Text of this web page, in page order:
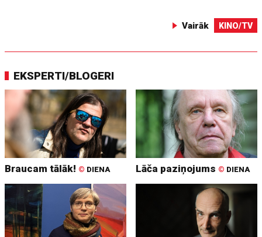
Vairāk KINO/TV
EKSPERTI/BLOGERI
Braucam tālāk! © DIENA Lāča paziņojums © DIENA